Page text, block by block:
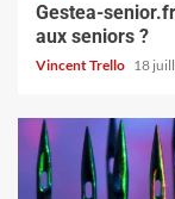
Gestea-
aux seniors ?
Vincent Trello 18